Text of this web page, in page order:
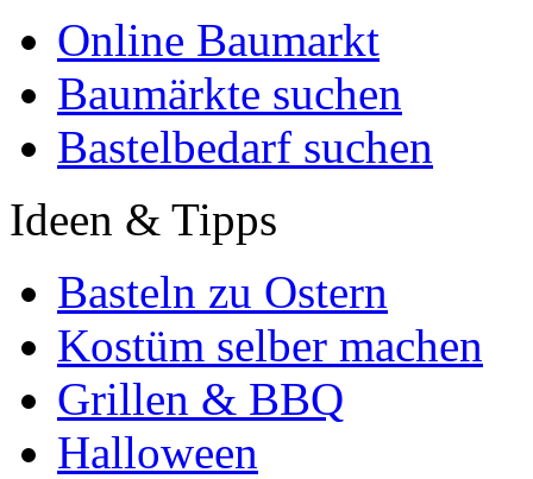
Online Baumarkt
Baumärkte suchen
Bastelbedarf suchen
Ideen & Tipps
Basteln zu Ostern
Kostüm selber machen
Grillen & BBQ
Halloween